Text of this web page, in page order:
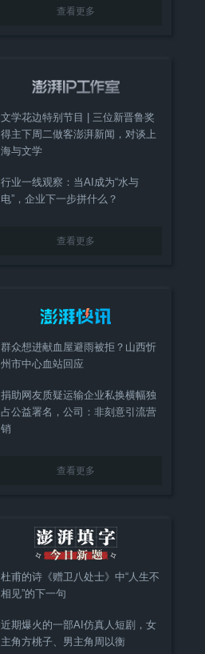
查看更多
文学花边特别节目 | 三位新晋鲁奖
得主下周二做客澎湃新闻，对谈上
海与文学
行业一线观察：当AI成为“水与
电”，企业下一步拼什么？
查看更多
群众想进献血屋避雨被拒？山西忻
州市中心血站回应
捐助网友质疑运输企业私换横幅独
占公益署名，公司：非刻意引流营
销
查看更多
杜甫的诗《赠卫八处士》中“人生不
相见”的下一句
近期爆火的一部AI仿真人短剧，女
主角方桃子、男主角周以衡